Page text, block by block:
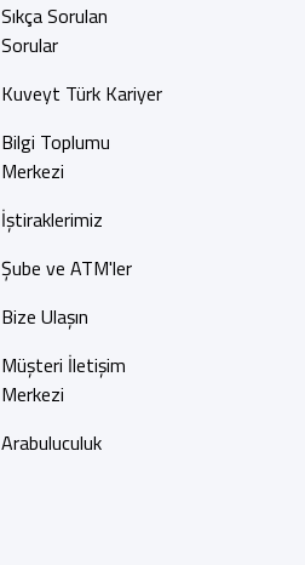
Sıkça Sorulan
Sorular
Kuveyt Türk Kariyer
Bilgi Toplumu
Merkezi
İştiraklerimiz
Şube ve ATM'ler
Bize Ulaşın
Müşteri İletişim
Merkezi
Arabuluculuk